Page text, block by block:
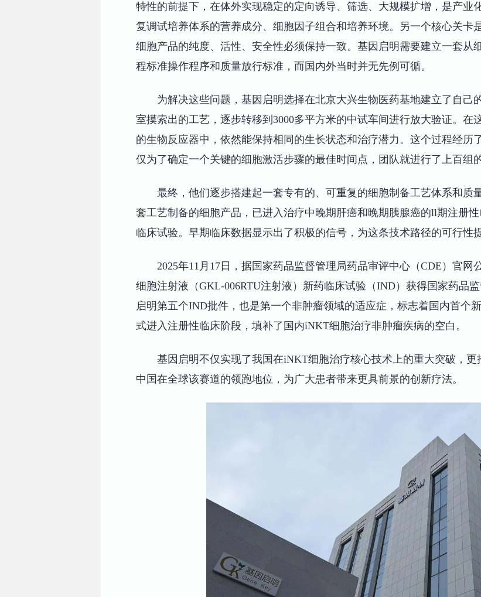
特性的前提下，在体外实现稳定的定向诱导、筛选、大规模扩增，是产业
复调试培养体系的营养成分、细胞因子组合和培养环境。另一个核心关卡
细胞产品的纯度、活性、安全性必须保持一致。基因启明需要建立一套从
程标准操作程序和质量放行标准，而国内外当时并无先例可循。
为解决这些问题，基因启明选择在北京大兴生物医药基地建立了自己
室摸索出的工艺，逐步转移到3000多平方米的中试车间进行放大验证。在
的生物反应器中，依然能保持相同的生长状态和治疗潜力。这个过程经历
仅为了确定一个关键的细胞激活步骤的最佳时间点，团队就进行了上百组
最终，他们逐步搭建起一套专有的、可重复的细胞制备工艺体系和质
套工艺制备的细胞产品，已进入治疗中晚期肝癌和晚期胰腺癌的ll期注册
临床试验。早期临床数据显示出了积极的信号，为这条技术路径的可行性
2025年11月17日，据国家药品监督管理局药品审评中心（CDE）官
细胞注射液（GKL-006RTU注射液）新药临床试验（IND）获得国家药品
启明第五个IND批件，也是第一个非肿瘤领域的适应症，标志着国内首个
式进入注册性临床阶段，填补了国内iNKT细胞治疗非肿瘤疾病的空白。
基因启明不仅实现了我国在iNKT细胞治疗核心技术上的重大突破，
中国在全球该赛道的领跑地位，为广大患者带来更具前景的创新疗法。